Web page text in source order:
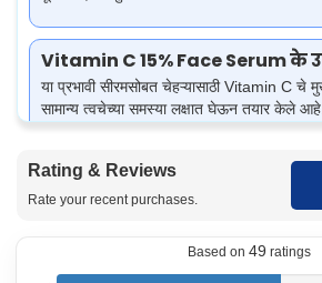
Vitamin C 15% Face Serum के
या प्रभावी सीरमसोबत चेहऱ्यासाठी Vitamin C चे
सामान्य त्वचेच्या समस्या लक्षात घेऊन तयार केले
त्वचेचा ग्लो वाढवते, डाग कमी करते आणि त्वचा
निस्तेज आणि थकलेली दिसणारी त्वचा
डार्क स्पॉट्स, मुरुमांचे डाग आणि पिग्मेंटेशन
कोलेजन (Collagen) तयार होण्यास मदत करून
Rating & Reviews
Rate your recent purchases.
Based on 49 ratings